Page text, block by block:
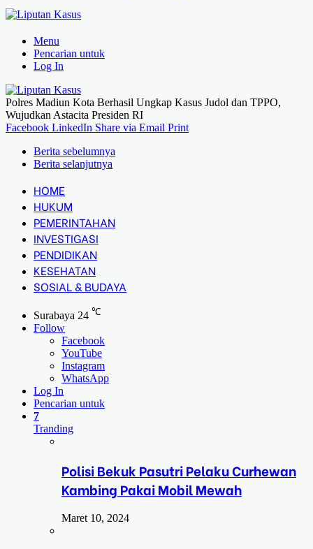
Menu
Pencarian untuk
Log In
Polres Madiun Kota Berhasil Ungkap Kasus Judol dan TPPO,
Wujudkan Astacita Presiden RI
Facebook LinkedIn Share via Email Print
Berita sebelumnya
Berita selanjutnya
HOME
HUKUM
PEMERINTAHAN
INVESTIGASI
PENDIDIKAN
KESEHATAN
SOSIAL & BUDAYA
Surabaya 24 ℃
Follow
Facebook
YouTube
Instagram
WhatsApp
Log In
Pencarian untuk
7
Tranding
Polisi Bekuk Pasutri Pelaku Curhewan
Kambing Pakai Mobil Mewah
Maret 10, 2024